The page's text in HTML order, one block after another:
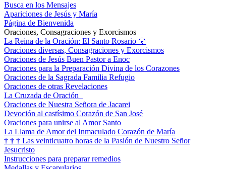
Busca en los Mensajes
Apariciones de Jesús y María
Página de Bienvenida
Oraciones, Consagraciones y Exorcismos
La Reina de la Oración: El Santo Rosario 🌹
Oraciones diversas, Consagraciones y Exorcismos
Oraciones de Jesús Buen Pastor a Enoc
Oraciones para la Preparación Divina de los Corazones
Oraciones de la Sagrada Familia Refugio
Oraciones de otras Revelaciones
La Cruzada de Oración
Oraciones de Nuestra Señora de Jacarei
Devoción al castísimo Corazón de San José
Oraciones para unirse al Amor Santo
La Llama de Amor del Inmaculado Corazón de María
† † † Las veinticuatro horas de la Pasión de Nuestro Señor
Jesucristo
Instrucciones para preparar remedios